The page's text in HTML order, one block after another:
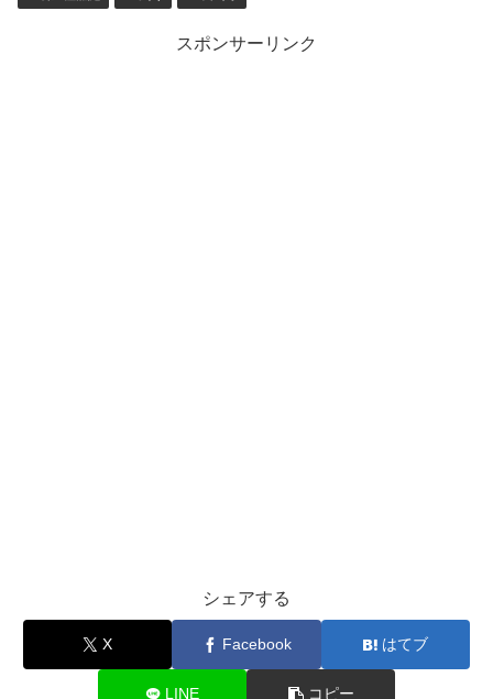
スポンサーリンク
シェアする
X Facebook はてブ
LINE コピー